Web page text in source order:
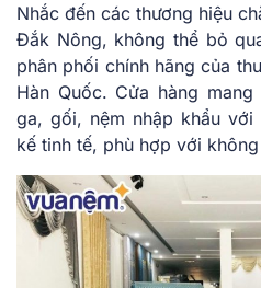
Nhắc đến các thương hiệu
Đắk Nông, không thể bỏ
phân phối chính hãng của
Hàn Quốc. Cửa hàng
ga, gối, nệm nhập khẩu
kế tinh tế, phù hợp với